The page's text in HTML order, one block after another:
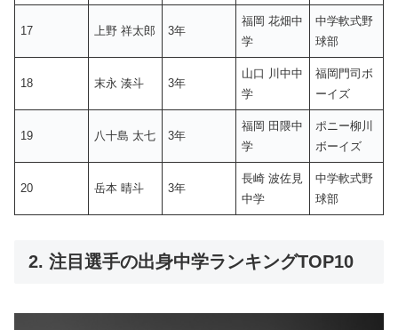
17 上野 祥太郎 3年
福岡 花畑中
学
中学軟式野
球部
18 末永 湊斗 3年
山口 川中中
学
福岡門司ボ
ーイズ
19 八十島 太七 3年
福岡 田隈中
学
ポニー柳川
ボーイズ
20 岳本 晴斗 3年
長崎 波佐見
中学
中学軟式野
球部
2. 注目選手の出身中学ランキングTOP10